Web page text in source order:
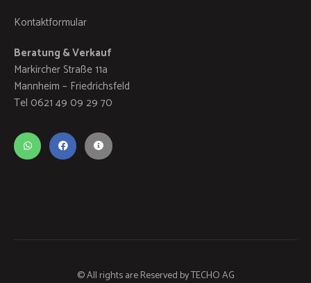
Kontaktformular
Beratung & Verkauf
Markircher Straße 11a
Mannheim – Friedrichsfeld
Tel 0621 49 09 29 70
© All rights are Reserved byTECHO AG